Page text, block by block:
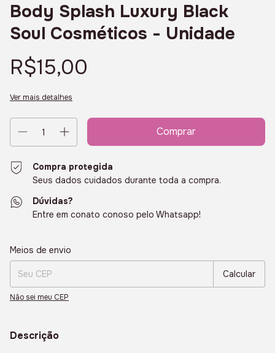
Body Splash Luxury Black
Soul Cosméticos - Unidade
R$15,00
Ver mais detalhes
Compra protegida
Seus dados cuidados durante toda a compra.
Dúvidas?
Entre em conato conoso pelo Whatsapp!
Entregas para o CEP:
Meios de envio
Calcular
Não sei meu CEP
Descrição